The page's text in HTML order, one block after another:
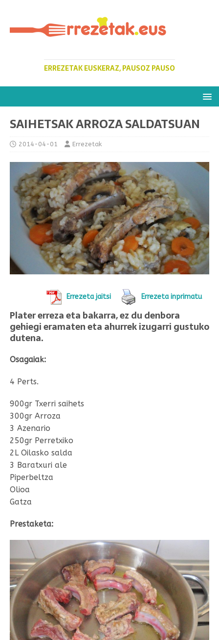
ERREZETAK EUSKERAZ, PAUSOZ PAUSO
SAIHETSAK ARROZA SALDATSUAN
2014-04-01 Errezetak
Errezeta jaitsi Errezeta inprimatu
Plater erreza eta bakarra, ez du denbora
gehiegi eramaten eta ahurrek izugarri gustuko
dutena.
Osagaiak:
4 Perts.
900gr Txerri saihets
300gr Arroza
3 Azenario
250gr Perretxiko
2L Oilasko salda
3 Baratxuri ale
Piperbeltza
Olioa
Gatza
Prestaketa: